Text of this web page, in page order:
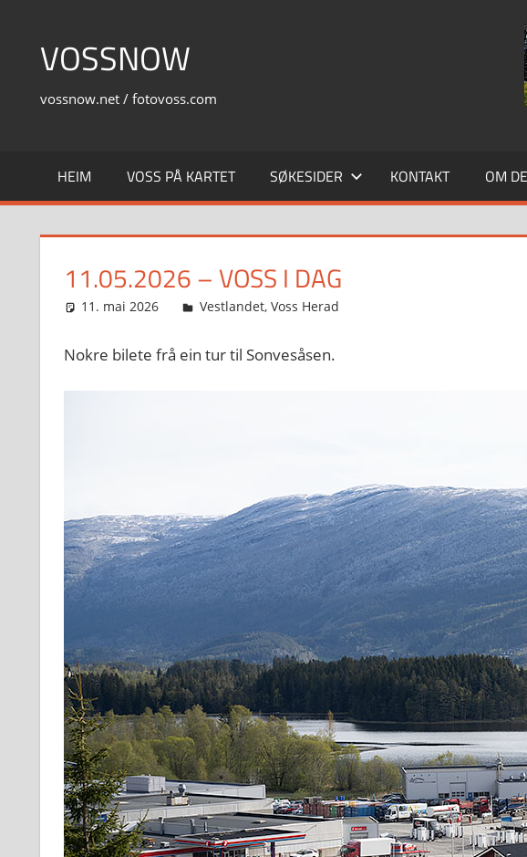
contentVOSSNOW
vossnow.net / fotovoss.com
HEIM VOSS PÅ KARTET SØKESIDER KONTAKT OM
11.05.2026 – VOSS I DAG
11. mai 2026 Svein
Vestlandet, Voss Herad
Nokre bilete frå ein tur til Sonvesåsen.